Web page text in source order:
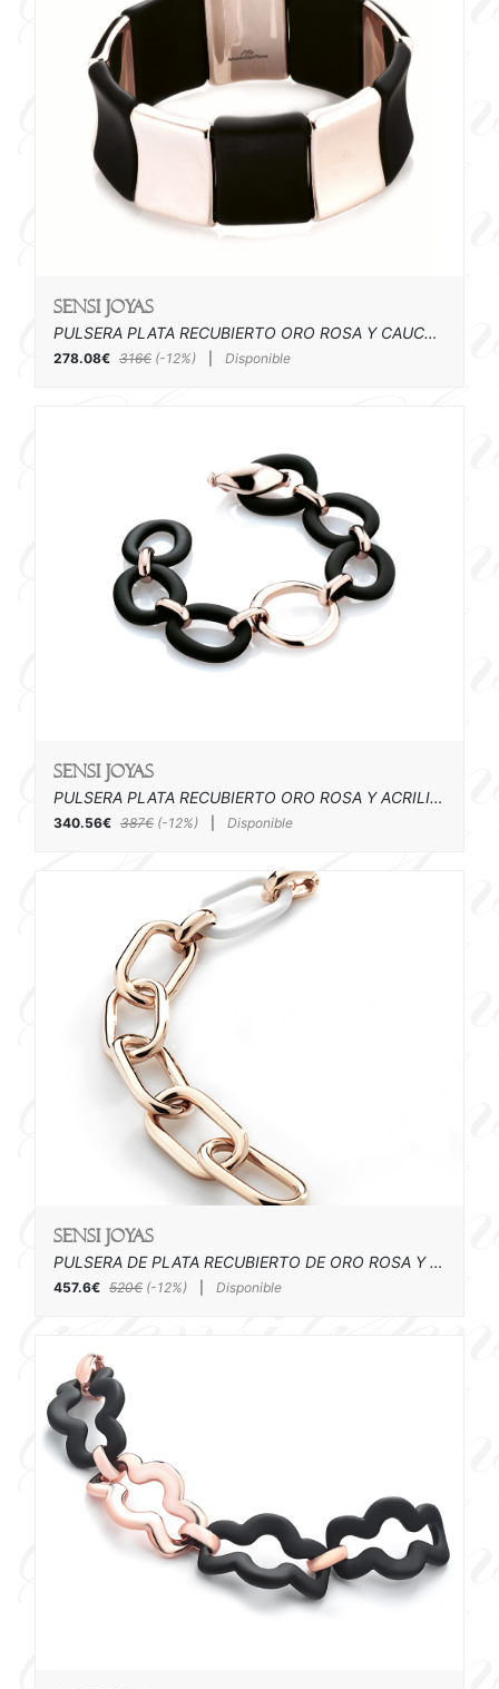
SENSI joyas
PULSERA PLATA RECUBIERTO ORO ROSA Y CAUCHO
278.08€ 316€ (-12%) Disponible
SENSI joyas
PULSERA PLATA RECUBIERTO ORO ROSA Y ACRILICO
340.56€ 387€ (-12%) Disponible
SENSI joyas
PULSERA DE PLATA RECUBIERTO DE ORO ROSA Y ESMALTE
457.6€ 520€ (-12%) Disponible